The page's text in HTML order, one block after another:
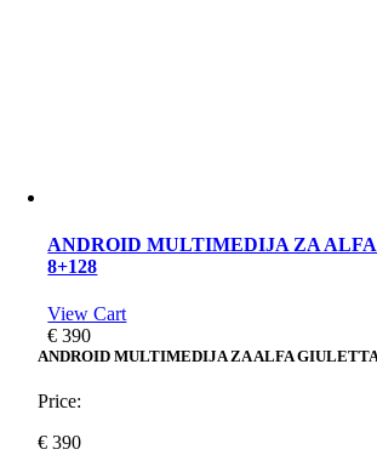
ANDROID MULTIMEDIJA ZA
8+128
View Cart
€ 390
ANDROID MULTIMEDIJA ZA ALFA GIULETTA
Price:
€ 390